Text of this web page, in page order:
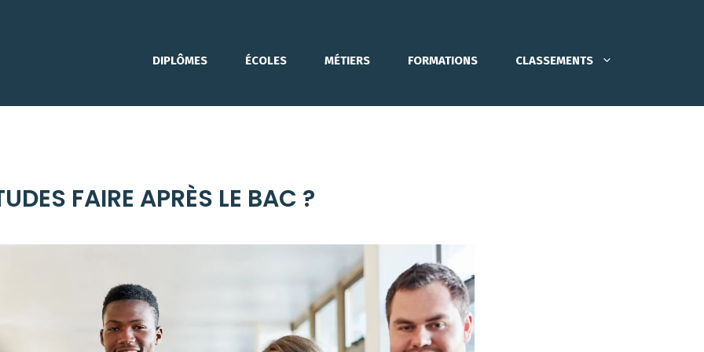
DIPLÔMES ÉCOLES MÉTIERS FORMATIONS CLASSEMENTS
FAIRE APRÈS LE BAC ?